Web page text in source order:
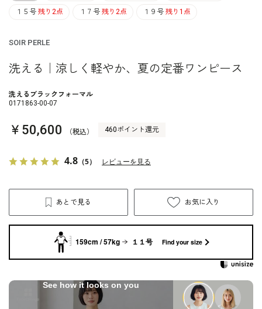
１５号 残り2点 １７号 残り2点 １９号 残り1点
SOIR PERLE
洗える｜涼しく軽やか、夏の定番ワンピース
洗えるブラックフォーマル
0171863-00-07
￥50,600 （税込） 460ポイント還元
4.8 （5） レビューを見る
あとで見る お気に入り
159cm / 57kg １１号 Find your size
See how it looks on you